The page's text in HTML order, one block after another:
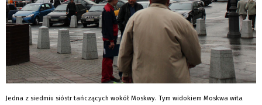
Jedna z siedmiu sióstr tańczących wokół Moskwy. Tym widokiem Moskwa wita